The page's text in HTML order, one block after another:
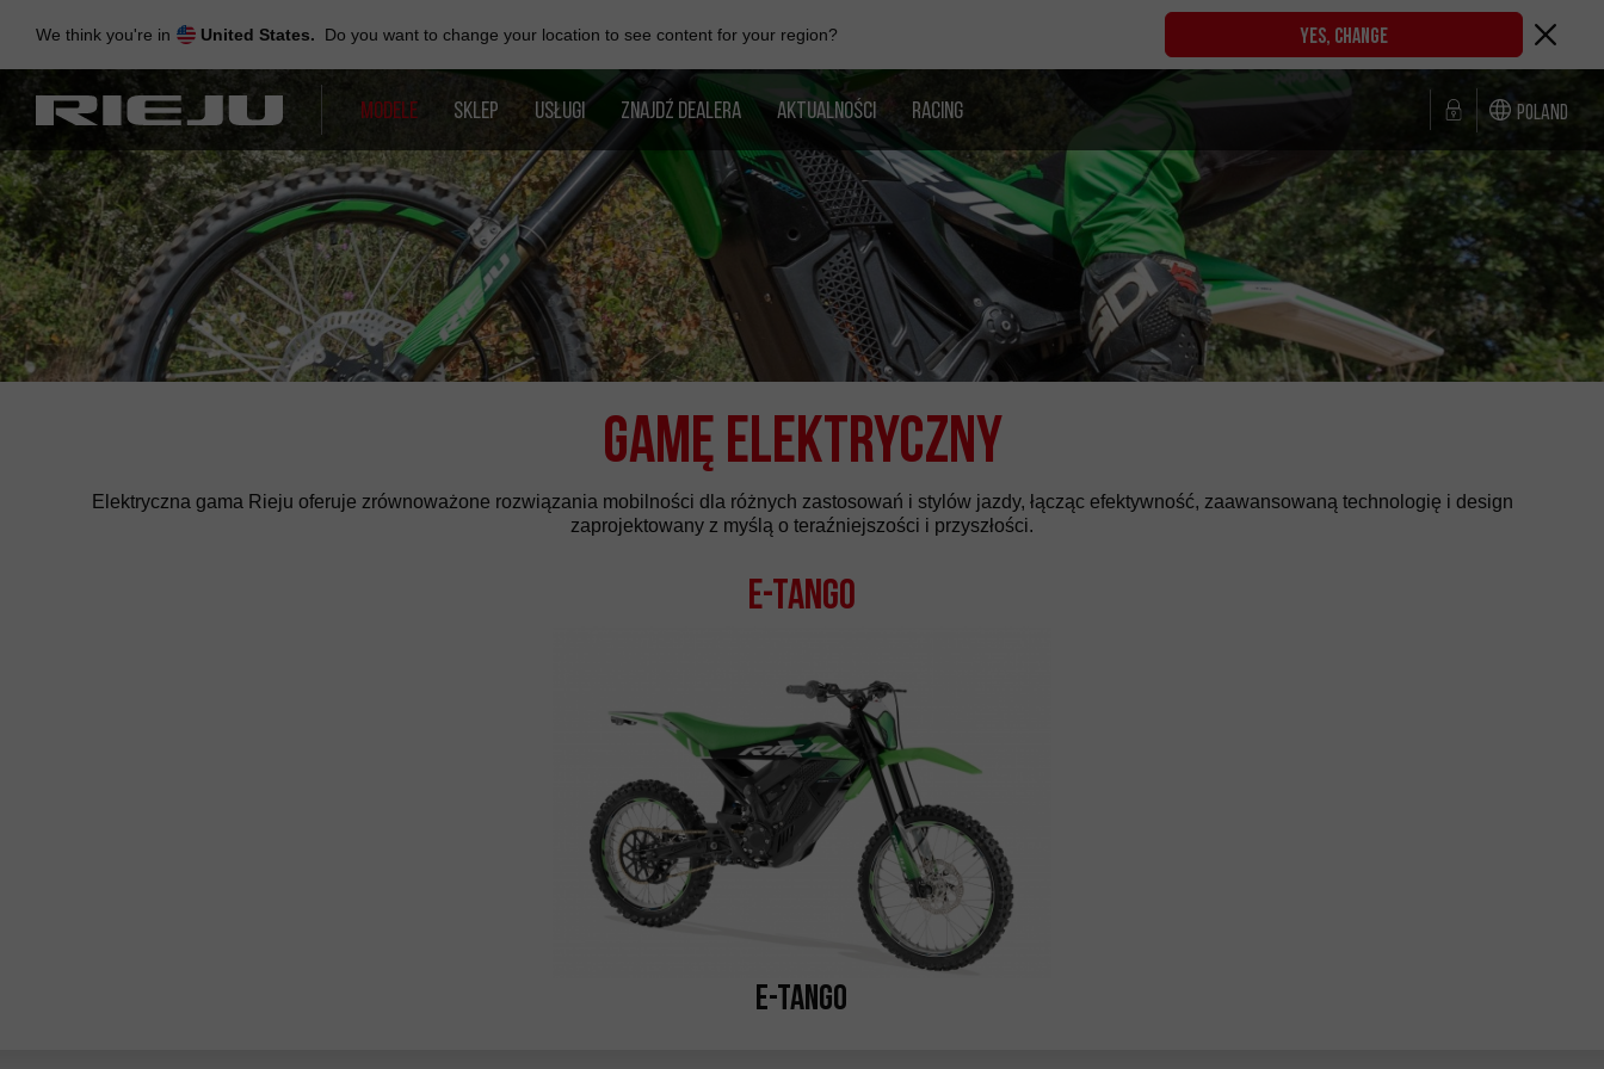
content
We think you're in United States. Do you want to change your location to see content for your region? YES, CHANGE
MODELE SKLEP USŁUGI ZNAJDŹ DEALERA AKTUALNOŚCI RACING Poland
Gamę Elektryczny
Elektryczna gama Rieju oferuje zrównoważone rozwiązania mobilności dla różnych zastosowań i stylów jazdy, łącząc efektywność, zaawansowaną technologię i design
zaprojektowany z myślą o teraźniejszości i przyszłości.
e-Tango
e-Tango